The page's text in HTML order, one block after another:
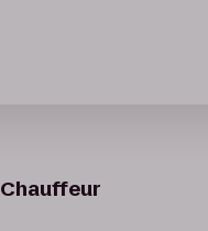
Chauffeur